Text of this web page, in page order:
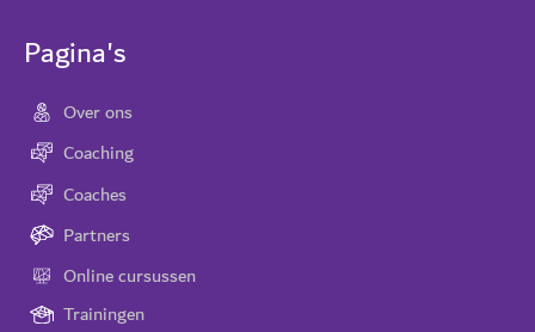
Pagina's
Over ons
Coaching
Coaches
Partners
Online cursussen
Trainingen